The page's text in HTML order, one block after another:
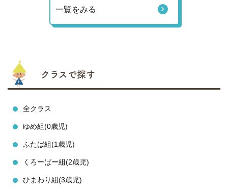
クラスで探す
全クラス
ゆめ組(0歳児)
ふたば組(1歳児)
くろーばー組(2歳児)
ひまわり組(3歳児)
一覧をみる